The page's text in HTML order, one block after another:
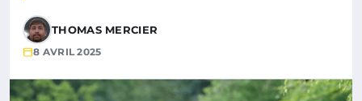
THOMAS MERCIER
8 AVRIL 2025